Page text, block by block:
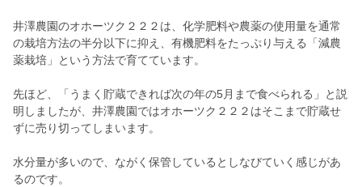
井澤農園のオホーツク２２２は、化学肥料や農薬の使用量を通常
の栽培方法の半分以下に抑え、有機肥料をたっぷり与える「減農
薬栽培」という方法で育てています。
先ほど、「うまく貯蔵できれば次の年の5月まで食べられる」と説
明しましたが、井澤農園ではオホーツク２２２はそこまで貯蔵せ
ずに売り切ってしまいます。
水分量が多いので、ながく保管しているとしなびていく感じがあ
るのです。